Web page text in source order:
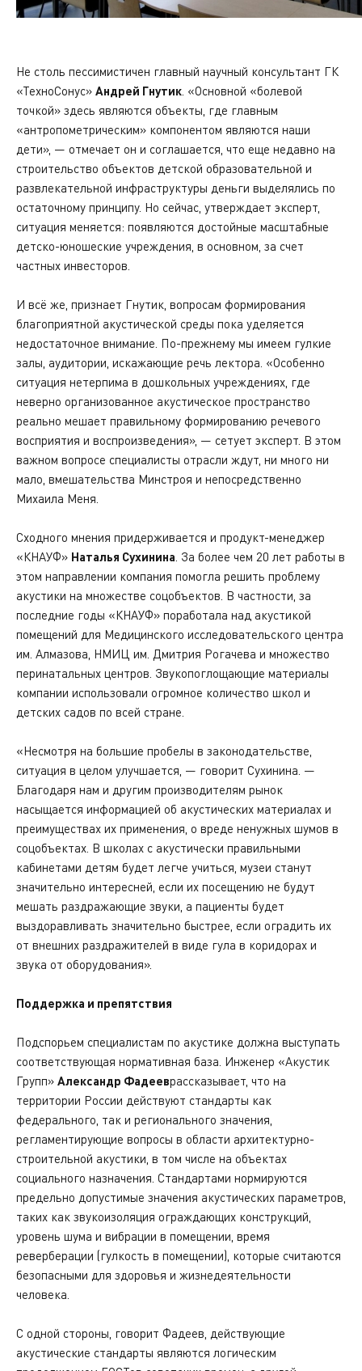
Не столь пессимистичен главный научный консультант ГК
«ТехноСонус» Андрей Гнутик . «Основной «болевой
точкой» здесь являются объекты, где главным
«антропометрическим» компонентом являются наши
дети», — отмечает он и соглашается, что еще недавно на
строительство объектов детской образовательной и
развлекательной инфраструктуры деньги выделялись по
остаточному принципу. Но сейчас, утверждает эксперт,
ситуация меняется: появляются достойные масштабные
детско-юношеские учреждения, в основном, за счет
частных инвесторов.
И всё же, признает Гнутик, вопросам формирования
благоприятной акустической среды пока уделяется
недостаточное внимание. По-прежнему мы имеем гулкие
залы, аудитории, искажающие речь лектора. «Особенно
ситуация нетерпима в дошкольных учреждениях, где
неверно организованное акустическое пространство
реально мешает правильному формированию речевого
восприятия и воспроизведения», — сетует эксперт. В этом
важном вопросе специалисты отрасли ждут, ни много ни
мало, вмешательства Минстроя и непосредственно
Михаила Меня.
Сходного мнения придерживается и продукт-менеджер
«КНАУФ» Наталья Сухинина . За более чем 20 лет работы в
этом направлении компания помогла решить проблему
акустики на множестве соцобъектов. В частности, за
последние годы «КНАУФ» поработала над акустикой
помещений для Медицинского исследовательского центра
им. Алмазова, НМИЦ им. Дмитрия Рогачева и множество
перинатальных центров. Звукопоглощающие материалы
компании использовали огромное количество школ и
детских садов по всей стране.
«Несмотря на большие пробелы в законодательстве,
ситуация в целом улучшается, — говорит Сухинина. —
Благодаря нам и другим производителям рынок
насыщается информацией об акустических материалах и
преимуществах их применения, о вреде ненужных шумов в
соцобъектах. В школах с акустически правильными
кабинетами детям будет легче учиться, музеи станут
значительно интересней, если их посещению не будут
мешать раздражающие звуки, а пациенты будет
выздоравливать значительно быстрее, если оградить их
от внешних раздражителей в виде гула в коридорах и
звука от оборудования».
Поддержка и препятствия
Подспорьем специалистам по акустике должна выступать
соответствующая нормативная база. Инженер «Акустик
Групп» Александр Фадееврассказывает, что на
территории России действуют стандарты как
федерального, так и регионального значения,
регламентирующие вопросы в области архитектурно-
строительной акустики, в том числе на объектах
социального назначения. Стандартами нормируются
предельно допустимые значения акустических параметров,
таких как звукоизоляция ограждающих конструкций,
уровень шума и вибрации в помещении, время
реверберации (гулкость в помещении), которые считаются
безопасными для здоровья и жизнедеятельности
человека.
С одной стороны, говорит Фадеев, действующие
акустические стандарты являются логическим